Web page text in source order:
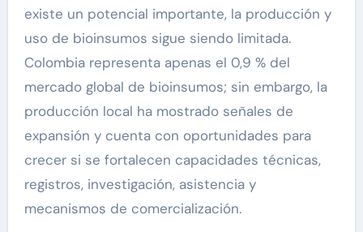
existe un potencial importante, la producción y
uso de bioinsumos sigue siendo limitada.
Colombia representa apenas el 0,9 % del
mercado global de bioinsumos; sin embargo, la
producción local ha mostrado señales de
expansión y cuenta con oportunidades para
crecer si se fortalecen capacidades técnicas,
registros, investigación, asistencia y
mecanismos de comercialización.